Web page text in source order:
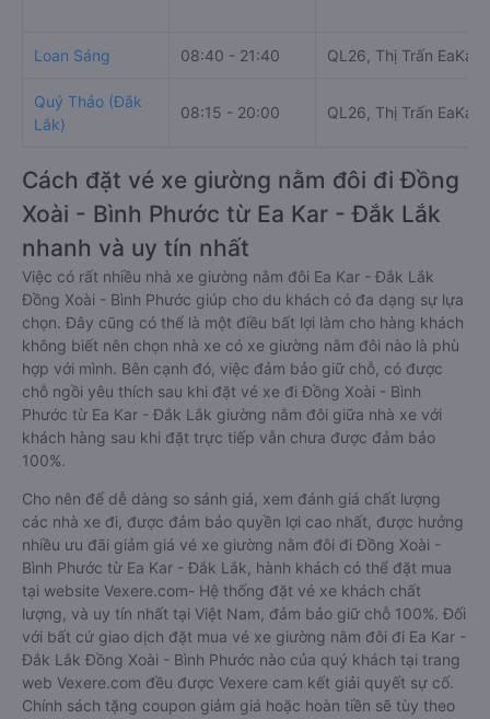
Loan Sáng 08:40 - 21:40 QL26, Thị Trấn EaKar
Quý Thảo (Đắk
Lắk)
08:15 - 20:00 QL26, Thị Trấn EaKar
Cách đặt vé xe giường nằm đôi đi Đồng
Xoài - Bình Phước từ Ea Kar - Đắk Lắk
nhanh và uy tín nhất
Việc có rất nhiều nhà xe giường nằm đôi Ea Kar - Đắk Lắk
Đồng Xoài - Bình Phước giúp cho du khách có đa dạng sự lựa
chọn. Đây cũng có thể là một điều bất lợi làm cho hàng khách
không biết nên chọn nhà xe có xe giường nằm đôi nào là phù
hợp với mình. Bên cạnh đó, việc đảm bảo giữ chỗ, có được
chỗ ngồi yêu thích sau khi đặt vé xe đi Đồng Xoài - Bình
Phước từ Ea Kar - Đắk Lắk giường nằm đôi giữa nhà xe với
khách hàng sau khi đặt trực tiếp vẫn chưa được đảm bảo
100%.
Cho nên để dễ dàng so sánh giá, xem đánh giá chất lượng
các nhà xe đi, được đảm bảo quyền lợi cao nhất, được hưởng
nhiều ưu đãi giảm giá vé xe giường nằm đôi đi Đồng Xoài -
Bình Phước từ Ea Kar - Đắk Lắk, hành khách có thể đặt mua
tại website Vexere.com- Hệ thống đặt vé xe khách chất
lượng, và uy tín nhất tại Việt Nam, đảm bảo giữ chỗ 100%. Đối
với bất cứ giao dịch đặt mua vé xe giường nằm đôi đi Ea Kar -
Đắk Lắk Đồng Xoài - Bình Phước nào của quý khách tại trang
web Vexere.com đều được Vexere cam kết giải quyết sự cố.
Chính sách tặng coupon giảm giá hoặc hoàn tiền sẽ tùy theo